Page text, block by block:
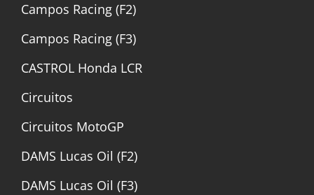
Campos Racing (F2)
Campos Racing (F3)
CASTROL Honda LCR
Circuitos
Circuitos MotoGP
DAMS Lucas Oil (F2)
DAMS Lucas Oil (F3)